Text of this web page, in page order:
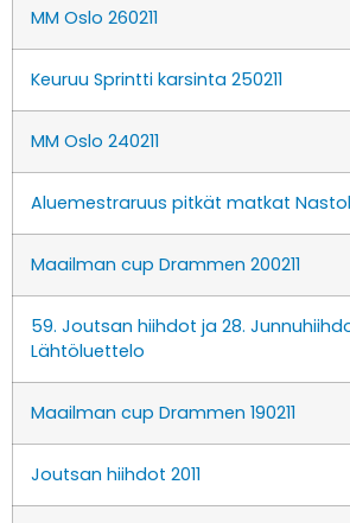
MM Oslo 260211
Keuruu Sprintti karsinta 250211
MM Oslo 240211
Aluemestraruus pitkät matkat
Maailman cup Drammen 200211
59. Joutsan hiihdot ja 28. Junnuhiihdot
Lähtöluettelo
Maailman cup Drammen 190211
Joutsan hiihdot 2011